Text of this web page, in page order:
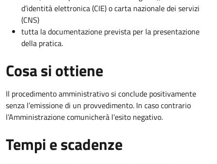
d’identità elettronica (CIE) o carta nazionale dei servizi
(CNS)
tutta la documentazione prevista per la presentazione
della pratica.
Cosa si ottiene
Il procedimento amministrativo si conclude positivamente
senza l’emissione di un provvedimento. In caso contrario
l’Amministrazione comunicherà l’esito negativo.
Tempi e scadenze